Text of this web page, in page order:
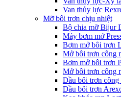
Van thủy lực
Mỡ bôi trơn chịu nhiệt
Bộ chia mỡ Bijur
Máy bơm mở
Bơm mở bôi trơn
Mở bôi trơn công
Bơm mở bôi trơn
Mở bôi trơn công
Dầu bôi trơn công
Dầu bôi trơn